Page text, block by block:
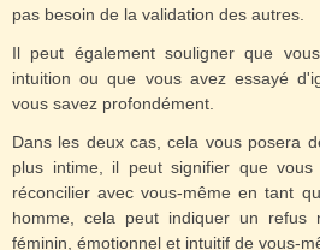
pas besoin de la validation des autres.
Il peut également souligner que
intuition ou que vous avez essayé
vous savez profondément.
Dans les deux cas, cela vous posera
plus intime, il peut signifier que
réconcilier avec vous-même en tant
homme, cela peut indiquer un refus
féminin, émotionnel et intuitif de vous-